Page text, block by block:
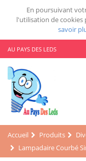
En poursuivant
l'utilisation de cookies
savoir
AU PAYS DES LEDS
Accueil Produits
Lampadaire Courbé